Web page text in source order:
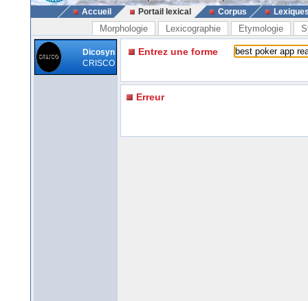
Accueil Portail lexical Corpus
Morphologie Lexicographie Etymologie
Dicosyn
CRISCO
Entrez une forme
Erreur